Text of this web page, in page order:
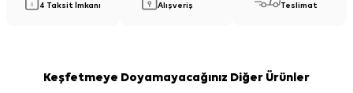
4 Taksit İmkanı
Alışveriş
Teslimat
Keşfetmeye Doyamayacağınız Diğer Ürünler